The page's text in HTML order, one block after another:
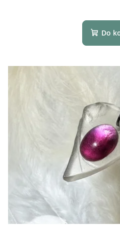
Do